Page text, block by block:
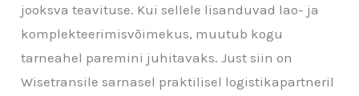
jooksva teavituse. Kui sellele lisanduvad lao- ja
komplekteerimisvõimekus, muutub kogu
tarneahel paremini juhitavaks. Just siin on
Wisetransile sarnasel praktilisel logistikapartneril